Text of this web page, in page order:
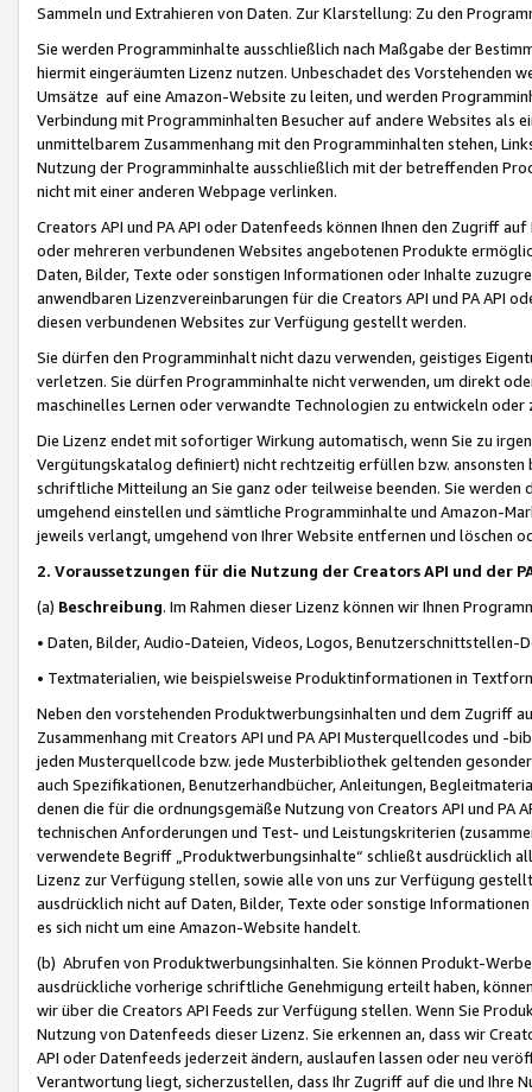
Sammeln und Extrahieren von Daten. Zur Klarstellung: Zu den
Sie werden Programminhalte ausschließlich nach Maßgabe der
hiermit eingeräumten Lizenz nutzen. Unbeschadet des Vorstehenden
Umsätze auf eine Amazon-Website zu leiten, und werden
Verbindung mit Programminhalten Besucher auf andere Websites als
unmittelbarem Zusammenhang mit den Programminhalten stehen,
Nutzung der Programminhalte ausschließlich mit der betreffenden
nicht mit einer anderen Webpage verlinken.
Creators API und PA API oder Datenfeeds können Ihnen den Zugriff
oder mehreren verbundenen Websites angebotenen Produkte
Daten, Bilder, Texte oder sonstigen Informationen oder Inhalte
anwendbaren Lizenzvereinbarungen für die Creators API und PA API
diesen verbundenen Websites zur Verfügung gestellt werden.
Sie dürfen den Programminhalt nicht dazu verwenden, geistiges
verletzen. Sie dürfen Programminhalte nicht verwenden, um direkt
maschinelles Lernen oder verwandte Technologien zu entwickeln
Die Lizenz endet mit sofortiger Wirkung automatisch, wenn Sie zu
Vergütungskatalog definiert) nicht rechtzeitig erfüllen bzw. ansonsten
schriftliche Mitteilung an Sie ganz oder teilweise beenden. Sie werden
umgehend einstellen und sämtliche Programminhalte und Amazon-
jeweils verlangt, umgehend von Ihrer Website entfernen und löschen
2. Voraussetzungen für die Nutzung der Creators API und der
(a) Beschreibung. Im Rahmen dieser Lizenz können wir Ihnen
• Daten, Bilder, Audio-Dateien, Videos, Logos, Benutzerschnittstellen-
• Textmaterialien, wie beispielsweise Produktinformationen in
Neben den vorstehenden Produktwerbungsinhalten und dem Zugriff
Zusammenhang mit Creators API und PA API Musterquellcodes und
jeden Musterquellcode bzw. jede Musterbibliothek geltenden
auch Spezifikationen, Benutzerhandbücher, Anleitungen,
denen die für die ordnungsgemäße Nutzung von Creators API und PA
technischen Anforderungen und Test- und Leistungskriterien
verwendete Begriff „Produktwerbungsinhalte“ schließt ausdrücklich
Lizenz zur Verfügung stellen, sowie alle von uns zur Verfügung
ausdrücklich nicht auf Daten, Bilder, Texte oder sonstige
es sich nicht um eine Amazon-Website handelt.
(b) Abrufen von Produktwerbungsinhalten. Sie können Produkt-
ausdrückliche vorherige schriftliche Genehmigung erteilt haben,
wir über die Creators API Feeds zur Verfügung stellen. Wenn Sie
Nutzung von Datenfeeds dieser Lizenz. Sie erkennen an, dass wir
API oder Datenfeeds jederzeit ändern, auslaufen lassen oder neu
Verantwortung liegt, sicherzustellen, dass Ihr Zugriff auf die und Ihre